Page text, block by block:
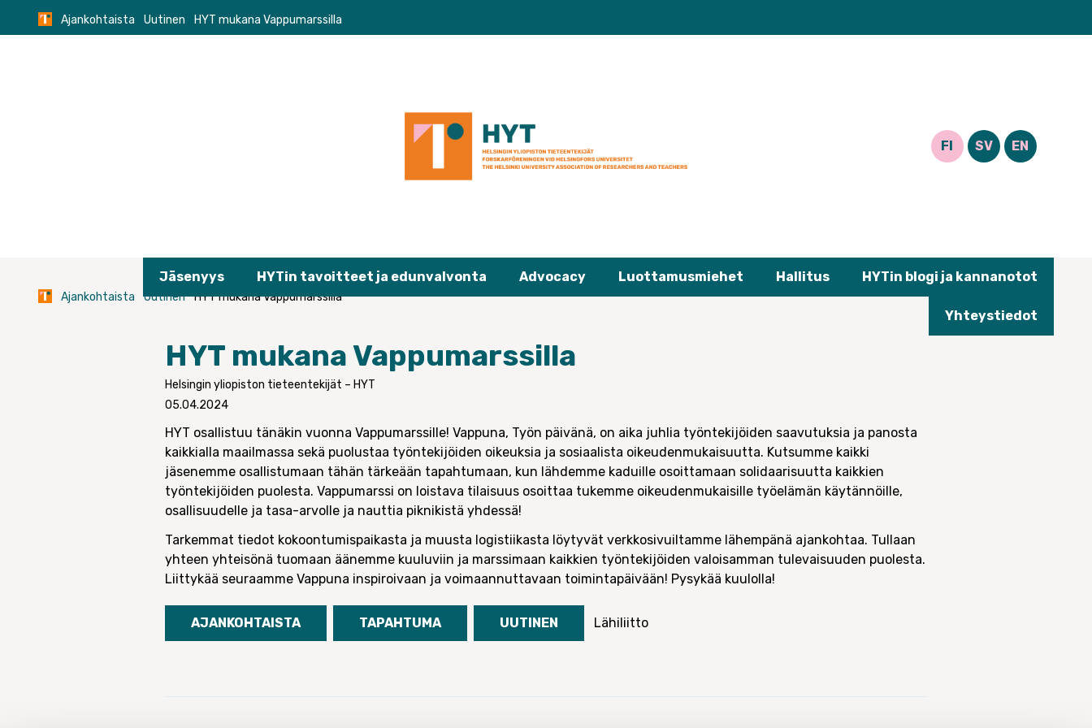
Ajankohtaista Uutinen HYT mukana Vappumarssilla
FI SV EN
Jäsenyys HYTin tavoitteet ja edunvalvonta Advocacy Luottamusmiehet Hallitus HYTin blogi ja kannanotot
Yhteystiedot
Ajankohtaista Uutinen HYT mukana Vappumarssilla
HYT mukana Vappumarssilla
Helsingin yliopiston tieteentekijät – HYT
05.04.2024
HYT osallistuu tänäkin vuonna Vappumarssille! Vappuna, Työn päivänä, on aika juhlia työntekijöiden saavutuksia ja panosta
kaikkialla maailmassa sekä puolustaa työntekijöiden oikeuksia ja sosiaalista oikeudenmukaisuutta. Kutsumme kaikki
jäsenemme osallistumaan tähän tärkeään tapahtumaan, kun lähdemme kaduille osoittamaan solidaarisuutta kaikkien
työntekijöiden puolesta. Vappumarssi on loistava tilaisuus osoittaa tukemme oikeudenmukaisille työelämän käytännöille,
osallisuudelle ja tasa-arvolle ja nauttia piknikistä yhdessä!
Tarkemmat tiedot kokoontumispaikasta ja muusta logistiikasta löytyvät verkkosivuiltamme lähempänä ajankohtaa. Tullaan
yhteen yhteisönä tuomaan äänemme kuuluviin ja marssimaan kaikkien työntekijöiden valoisamman tulevaisuuden puolesta.
Liittykää seuraamme Vappuna inspiroivaan ja voimaannuttavaan toimintapäivään! Pysykää kuulolla!
AJANKOHTAISTA TAPAHTUMA UUTINEN Lähiliitto